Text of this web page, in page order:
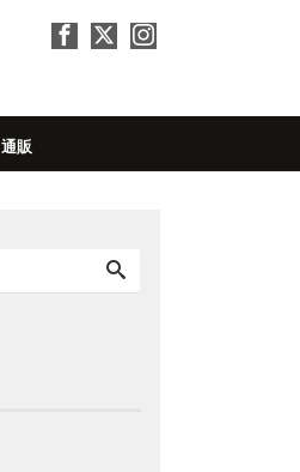
通販